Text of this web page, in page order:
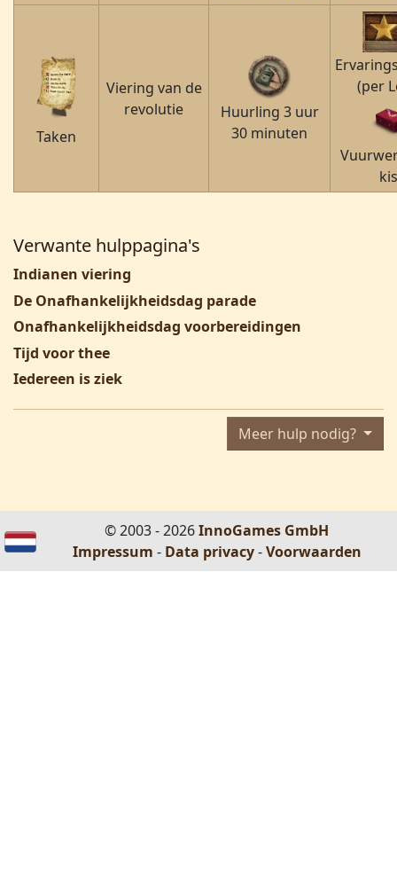
Taken
Viering van de
revolutie
Huurling 3 uur
30 minuten
(per
Verwante hulppagina's
Indianen viering
De Onafhankelijkheidsdag parade
Onafhankelijkheidsdag voorbereidingen
Tijd voor thee
Iedereen is ziek
Meer hulp nodig?
© 2003 - 2026InnoGames GmbH
Impressum - Data privacy-Voorwaarden